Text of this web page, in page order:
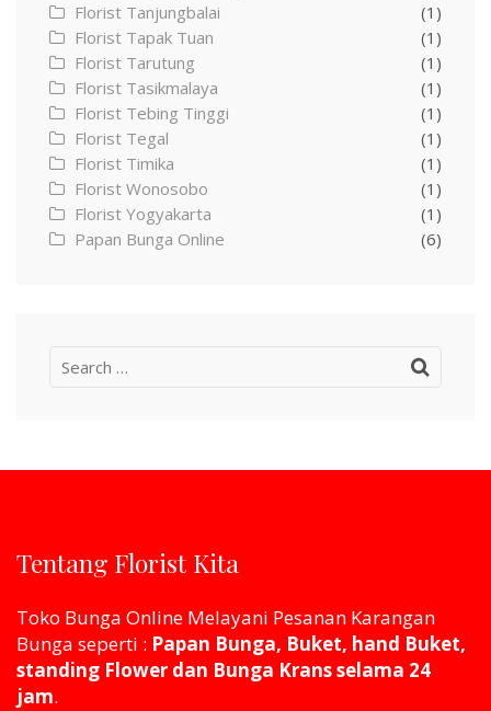
Florist Tanjungbalai
(1)
Florist Tapak Tuan
(1)
Florist Tarutung
(1)
Florist Tasikmalaya
(1)
Florist Tebing Tinggi
(1)
Florist Tegal
(1)
Florist Timika
(1)
Florist Wonosobo
(1)
Florist Yogyakarta
(1)
Papan Bunga Online
(6)
Search
Tentang Florist Kita
Toko Bunga Online Melayani Pesanan Karangan
Bunga seperti : Papan Bunga, Buket, hand Buket,
standing Flower dan Bunga Krans selama 24
jam.